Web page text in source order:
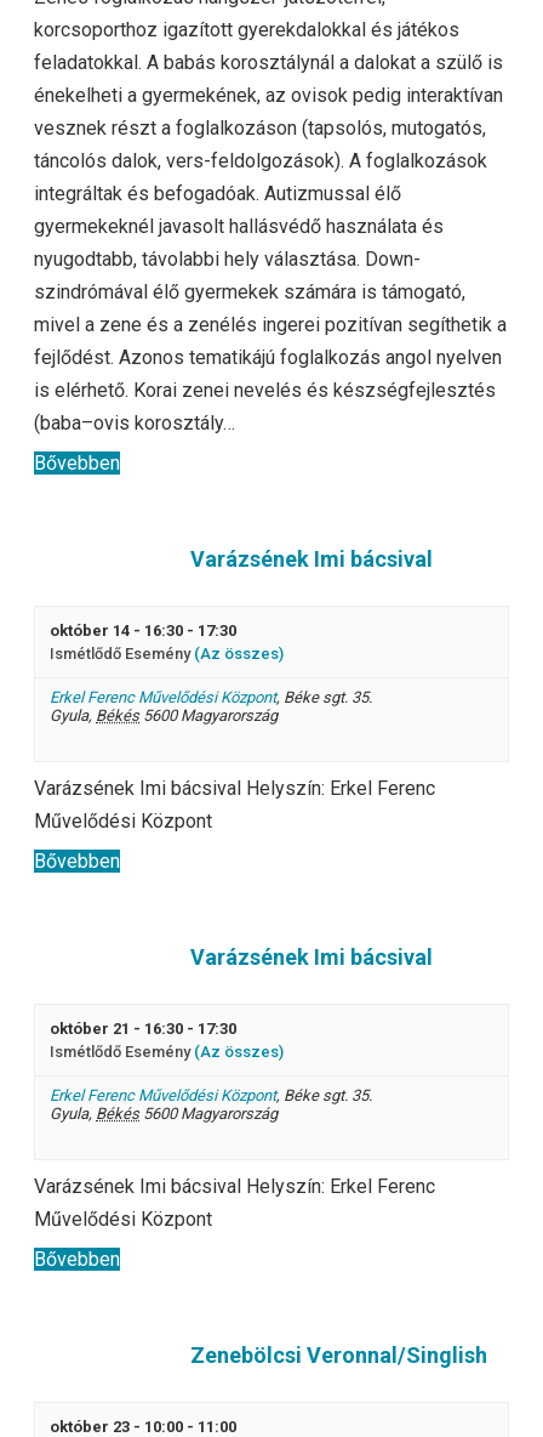
korcsoporthoz igazított gyerekdalokkal és játékos
feladatokkal. A babás korosztálynál a dalokat a szülő is
énekelheti a gyermekének, az ovisok pedig interaktívan
vesznek részt a foglalkozáson (tapsolós, mutogatós,
táncolós dalok, vers-feldolgozások). A foglalkozások
integráltak és befogadóak. Autizmussal élő
gyermekeknél javasolt hallásvédő használata és
nyugodtabb, távolabbi hely választása. Down-
szindrómával élő gyermekek számára is támogató,
mivel a zene és a zenélés ingerei pozitívan segíthetik a
fejlődést. Azonos tematikájú foglalkozás angol nyelven
is elérhető. Korai zenei nevelés és készségfejlesztés
(baba–ovis korosztály…
Bővebben
Varázsének Imi bácsival
október 14 - 16:30 - 17:30
Ismétlődő Esemény (Az összes)
Erkel Ferenc Művelődési Központ, Béke sgt. 35.
Gyula, Békés 5600 Magyarország
Varázsének Imi bácsival Helyszín: Erkel Ferenc
Művelődési Központ
Bővebben
Varázsének Imi bácsival
október 21 - 16:30 - 17:30
Ismétlődő Esemény (Az összes)
Erkel Ferenc Művelődési Központ, Béke sgt. 35.
Gyula, Békés 5600 Magyarország
Varázsének Imi bácsival Helyszín: Erkel Ferenc
Művelődési Központ
Bővebben
Zenebölcsi Veronnal/Singlish
október 23 - 10:00 - 11:00